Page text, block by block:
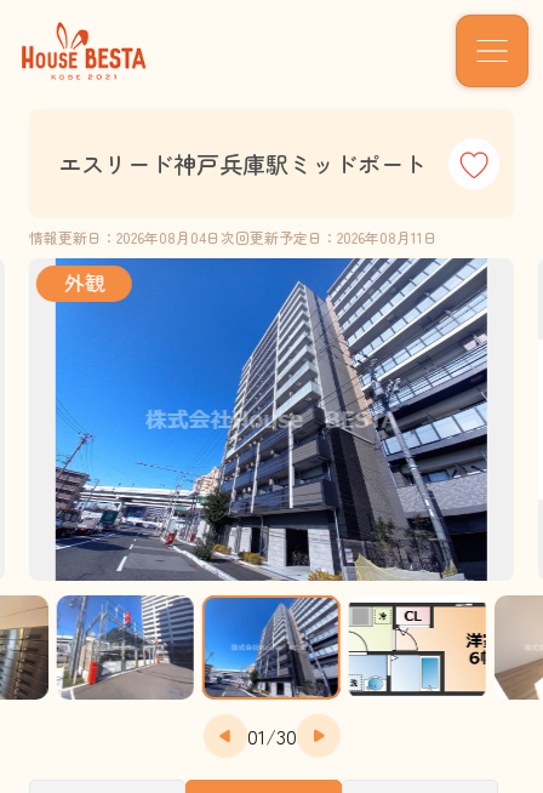
エスリード神戸兵庫駅ミッドポート
情報更新日：2026年08月04日次回更新予定日：2026年08月11日
外観
01/30